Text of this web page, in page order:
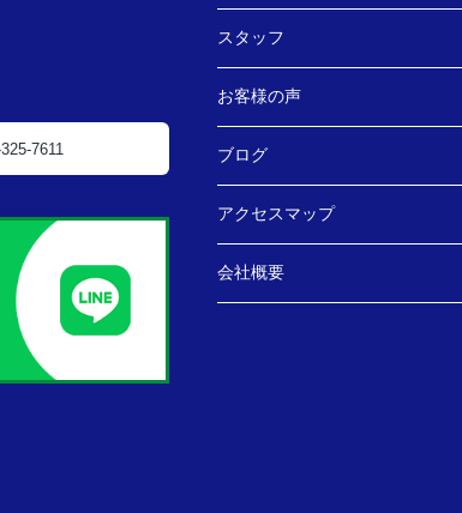
7611
スタッフ
お客様の声
ブログ
アクセスマップ
会社概要